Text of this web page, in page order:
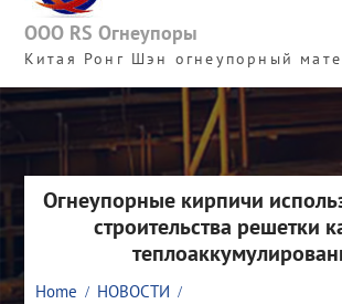
ООО RS Огнеупоры
Китая Ронг Шэн огнеупорный
Огнеупорные кирпичи
строительства решетки
Home
НОВОСТИ